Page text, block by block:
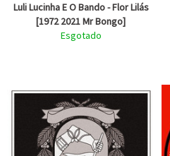
Luli Lucinha E O Bando - Flor Lilás
[1972 2021 Mr Bongo]
Esgotado